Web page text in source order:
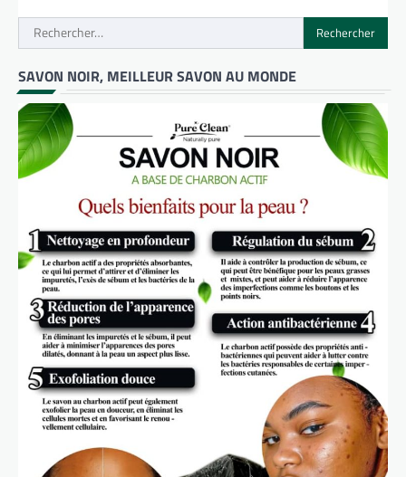
Rechercher :
SAVON NOIR, MEILLEUR SAVON AU MONDE